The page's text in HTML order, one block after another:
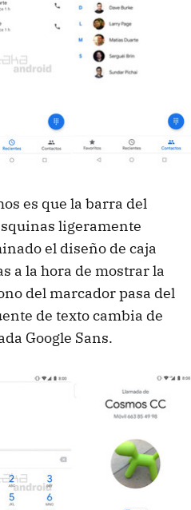
es que la barra del
ligeramente
el diseño de caja
a la hora de mostrar la
del marcador pasa del
de texto cambia de
Google Sans.